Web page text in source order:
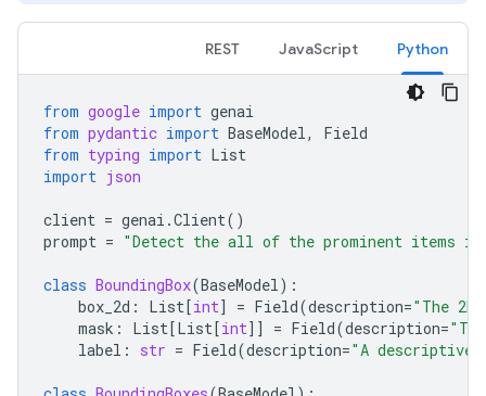
Python
JavaScript
REST
from google import genai
from pydantic import BaseModel,
Field
from typing import List
import json
client = genai .Client()
prompt = "Detect the all of the prominent items in
class BoundingBox(BaseModel):
box_2d : List[int] = Field(description="The
mask : List[List[int]] = Field(description=
label : str = Field(description="A